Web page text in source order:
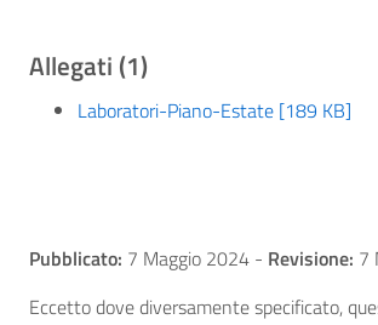
Allegati (1)
Laboratori-Piano-Estate [189 KB]
Pubblicato: 7 Maggio 2024 - Revisione: 7
Eccetto dove diversamente specificato,